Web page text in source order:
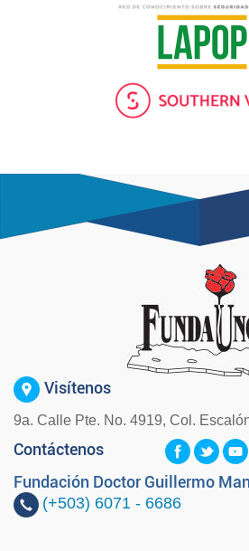
Visítenos
9a. Calle Pte. No. 4919, Col.
Contáctenos
Fundación Doctor Guillermo
(+503) 6071 - 6686